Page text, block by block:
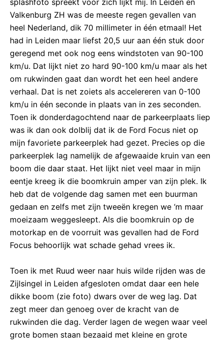
splashfoto spreekt voor zich lijkt mij. In Leiden en
Valkenburg ZH was de meeste regen gevallen van
heel Nederland, dik 70 millimeter in één etmaal! Het
had in Leiden maar liefst 20,5 uur aan één stuk door
geregend met ook nog eens windstoten van 90-100
km/u. Dat lijkt niet zo hard 90-100 km/u maar als het
om rukwinden gaat dan wordt het een heel andere
verhaal. Dat is net zoiets als accelereren van 0-100
km/u in één seconde in plaats van in zes seconden.
Toen ik donderdagochtend naar de parkeerplaats liep
was ik dan ook dolblij dat ik de Ford Focus niet op
mijn favoriete parkeerplek had gezet. Precies op die
parkeerplek lag namelijk de afgewaaide kruin van een
boom die daar staat. Het lijkt niet veel maar in mijn
eentje kreeg ik die boomkruin amper van zijn plek. Ik
heb dat de volgende dag samen met een buurman
gedaan en zelfs met zijn tweeën kregen we ‘m maar
moeizaam weggesleept. Als die boomkruin op de
motorkap en de voorruit was gevallen had de Ford
Focus behoorlijk wat schade gehad vrees ik.
Toen ik met Ruud weer naar huis wilde rijden was de
Zijlsingel in Leiden afgesloten omdat daar een hele
dikke boom (zie foto) dwars over de weg lag. Dat
zegt meer dan genoeg over de kracht van de
rukwinden die dag. Verder lagen de wegen waar veel
grote bomen staan bezaaid met kleine en grote